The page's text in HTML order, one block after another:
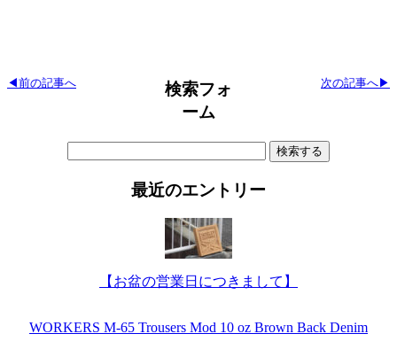
次の記事へ▶
◀前の記事へ
検索フォ
ーム
最近のエントリー
【お盆の営業日につきまして】
WORKERS M-65 Trousers Mod 10 oz Brown Back Denim